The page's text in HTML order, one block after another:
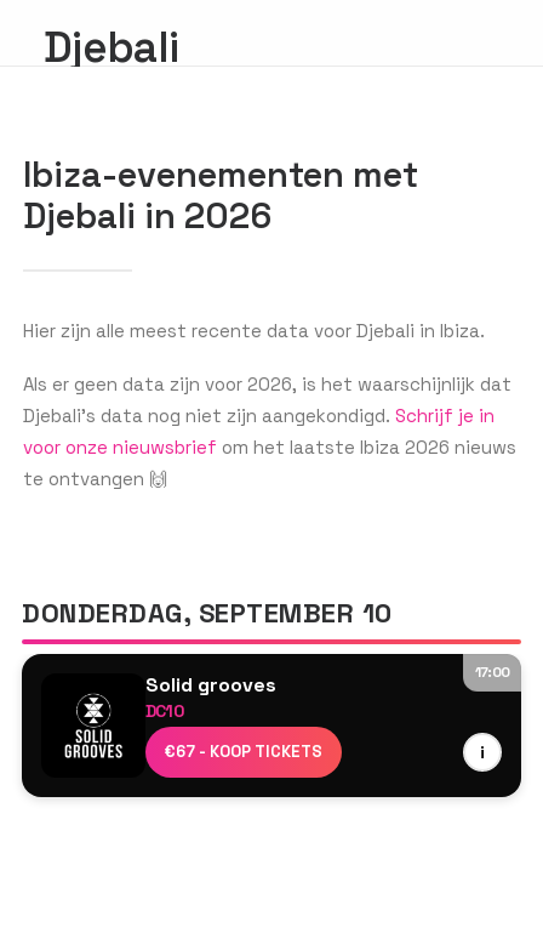
GET THE APP
Djebali
Ibiza-evenementen met
Djebali in 2026
Hier zijn alle meest recente data voor Djebali in Ibiza.
Als er geen data zijn voor 2026, is het waarschijnlijk dat
Djebali’s data nog niet zijn aangekondigd. Schrijf je in
voor onze nieuwsbrief om het laatste Ibiza 2026 nieuws
te ontvangen 🙌
DONDERDAG, SEPTEMBER 10
17:00
Solid grooves
DC10
€67 - KOOP TICKETS i
Aline Umber
ANOTR
Carlita